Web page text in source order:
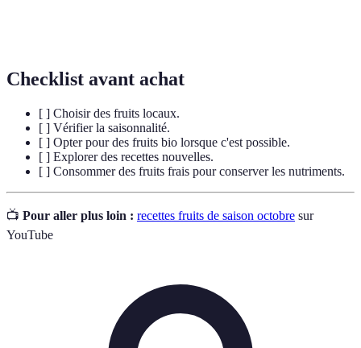
Checklist avant achat
[ ] Choisir des fruits locaux.
[ ] Vérifier la saisonnalité.
[ ] Opter pour des fruits bio lorsque c'est possible.
[ ] Explorer des recettes nouvelles.
[ ] Consommer des fruits frais pour conserver les nutriments.
📺 Pour aller plus loin : recettes fruits de saison octobre sur
YouTube